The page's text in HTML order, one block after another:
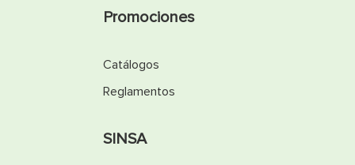
Promociones
Catálogos
Reglamentos
SINSA